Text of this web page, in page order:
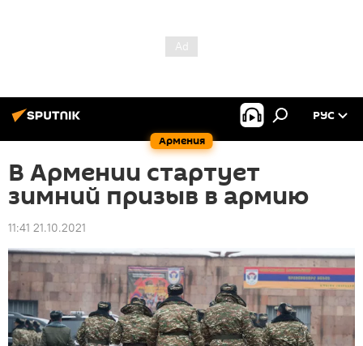
Армения
РУС
В Армении стартует
зимний призыв в армию
11:41 21.10.2021